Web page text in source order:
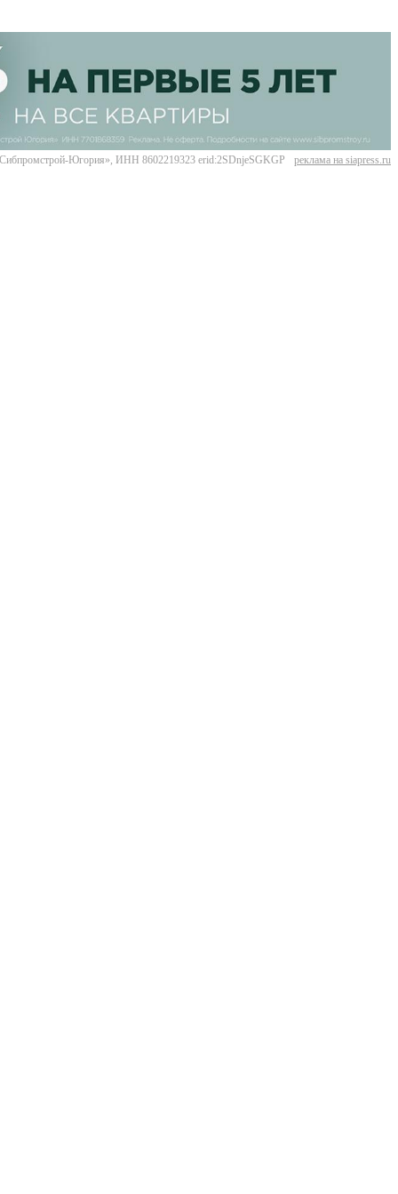
Югория», ИНН 8602219323 erid:2SDnjeSGKGP реклама на siapress.ru